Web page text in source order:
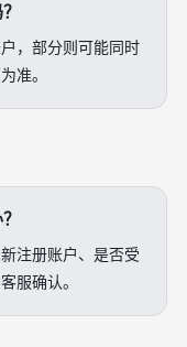
，部分则可能同时
准。
注册账户、是否受
服确认。